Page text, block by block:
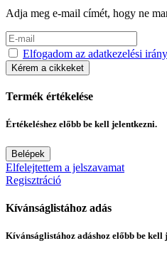
Adja meg e-mail címét, hogy ne
Elfogadom az adatkezelési
Kérem a cikkeket
Termék értékelése
Értékeléshez előbb be kell jelentkezni.
Belépek
Elfelejtettem a jelszavamat
Regisztráció
Kívánságlistához adás
Kívánságlistához adáshoz előbb be kell